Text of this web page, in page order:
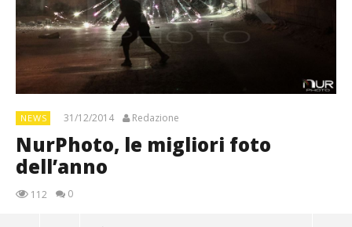
NEWS 31/12/2014 Redazione
NurPhoto, le migliori foto
dell’anno
112 0